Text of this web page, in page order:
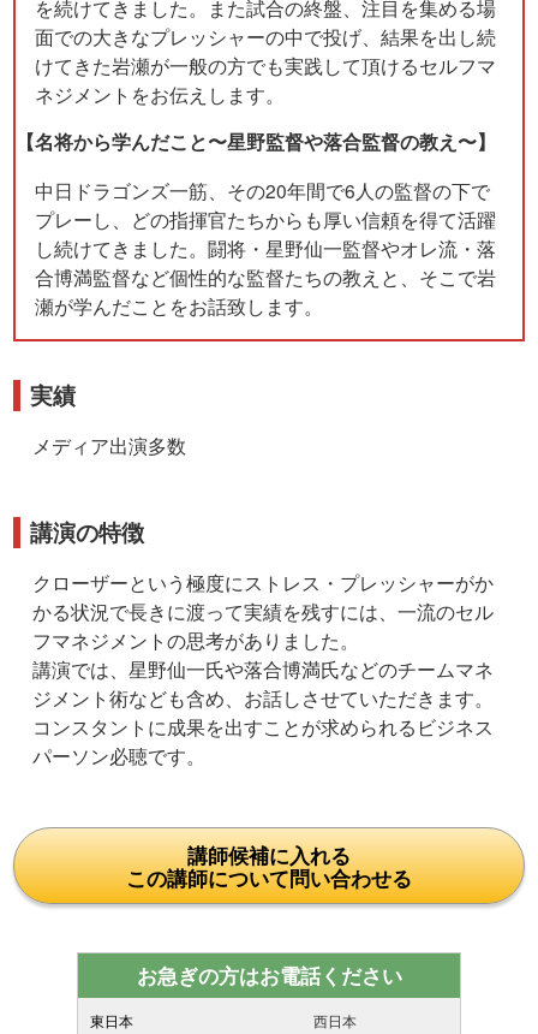
を続けてきました。また試合の終盤、注目を集める場
面での大きなプレッシャーの中で投げ、結果を出し続
けてきた岩瀬が一般の方でも実践して頂けるセルフマ
ネジメントをお伝えします。
【名将から学んだこと〜星野監督や落合監督の教え〜】
中日ドラゴンズ一筋、その20年間で6人の監督の下で
プレーし、どの指揮官たちからも厚い信頼を得て活躍
し続けてきました。 闘将・星野仙一監督やオレ流・落
合博満監督など個性的な監督たちの教えと、そこで岩
瀬が学んだことをお話致します。
実績
メディア出演多数
講演の特徴
クローザーという極度にストレス・プレッシャーがか
かる状況で長きに渡って実績を残すには、一流のセル
フマネジメントの思考がありました。
講演では、星野仙一氏や落合博満氏などのチームマネ
ジメント術なども含め、お話しさせていただきます。
コンスタントに成果を出すことが求められるビジネス
パーソン必聴です。
講師候補に入れる
この講師について問い合わせる
お急ぎの方はお電話ください
東日本 西日本